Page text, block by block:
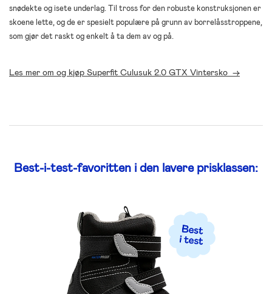
snødekte og isete underlag. Til tross for den robuste konstruksjonen er
skoene lette, og de er spesielt populære på grunn av borrelåsstroppene,
som gjør det raskt og enkelt å ta dem av og på.
Les mer om og kjøp Superfit Culusuk 2.0 GTX Vintersko ->
Best-i-test-favoritten i den lavere prisklassen: